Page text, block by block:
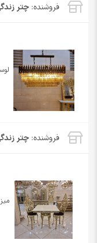
فروشنده:چتر
فروشنده:چتر